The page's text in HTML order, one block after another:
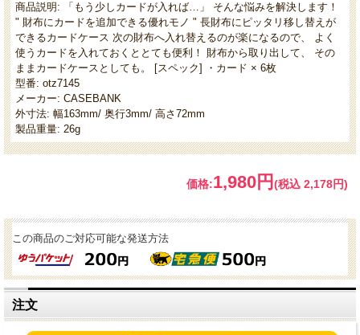
商品説明: 「もう少しカードが入れば…」 そんな悩みを解決します！
" 財布にカードを追加できる優れモノ " 長財布にピッタリ移し替えが
できるカードケース 次の財布へ入れ替えるのが楽になるので、 よく
使うカードを入れておくととても便利！ 財布から取り出して、 その
ままカードケースとしても。 [スペック] ・カード × 6枚
型番: otz7145
メーカー: CASEBANK
外寸法: 幅163mm/ 奥行3mm/ 高さ72mm
製品重量: 26g
価格:1,980円 (税込 2,178円)
この商品のご対応可能な発送方法
注文